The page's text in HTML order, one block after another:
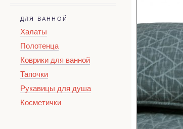
ДЛЯ ВАННОЙ
Халаты
Полотенца
Коврики для ванной
Тапочки
Рукавицы для душа
Косметички